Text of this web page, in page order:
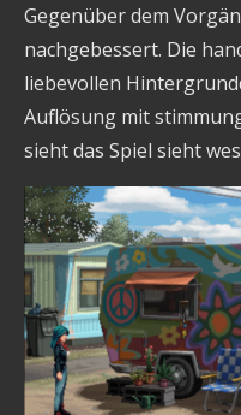
Gegenüber dem
nachgebessert. Die
liebevollen
Auflösung mit
sieht das Spiel sieht